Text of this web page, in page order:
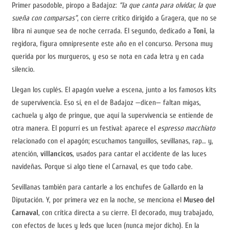
Primer pasodoble, piropo a Badajoz: “la que canta para olvidar, la que
sueña con comparsas”, con cierre crítico dirigido a Gragera, que no se
libra ni aunque sea de noche cerrada. El segundo, dedicado a Toni, la
regidora, figura omnipresente este año en el concurso. Persona muy
querida por los murgueros, y eso se nota en cada letra y en cada
silencio.
Llegan los cuplés. El apagón vuelve a escena, junto a los famosos kits
de supervivencia. Eso sí, en el de Badajoz —dicen— faltan migas,
cachuela y algo de pringue, que aquí la supervivencia se entiende de
otra manera. El popurrí es un festival: aparece el espresso macchiato
relacionado con el apagón; escuchamos tanguillos, sevillanas, rap… y,
atención, villancicos, usados para cantar el accidente de las luces
navideñas. Porque si algo tiene el Carnaval, es que todo cabe.
Sevillanas también para cantarle a los enchufes de Gallardo en la
Diputación. Y, por primera vez en la noche, se menciona el Museo del
Carnaval, con crítica directa a su cierre. El decorado, muy trabajado,
con efectos de luces y leds que lucen (nunca mejor dicho). En la